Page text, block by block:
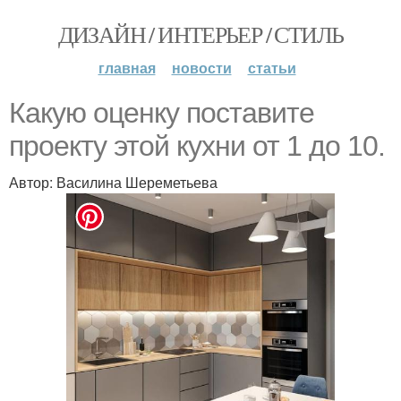
ДИЗАЙН / ИНТЕРЬЕР / СТИЛЬ
главная новости статьи
Какую оценку поставите
проекту этой кухни от 1 до 10.
Автор: Василина Шереметьева